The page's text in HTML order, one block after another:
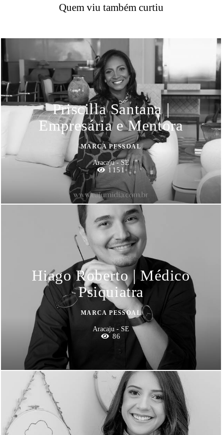
Quem viu também curtiu
Priscilla Santana |
Empresária e Mentora
MARCA PESSOAL
Aracaju - SE
1151
Hiago Roberto | Médico
Psiquiatra
MARCA PESSOAL
Aracaju - SE
86